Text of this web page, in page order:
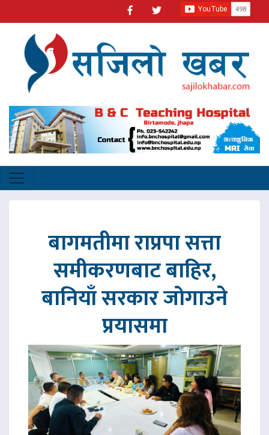
बागमतीमा राप्रपा सत्ता
समीकरणबाट बाहिर,
बानियाँ सरकार जोगाउने
प्रयासमा